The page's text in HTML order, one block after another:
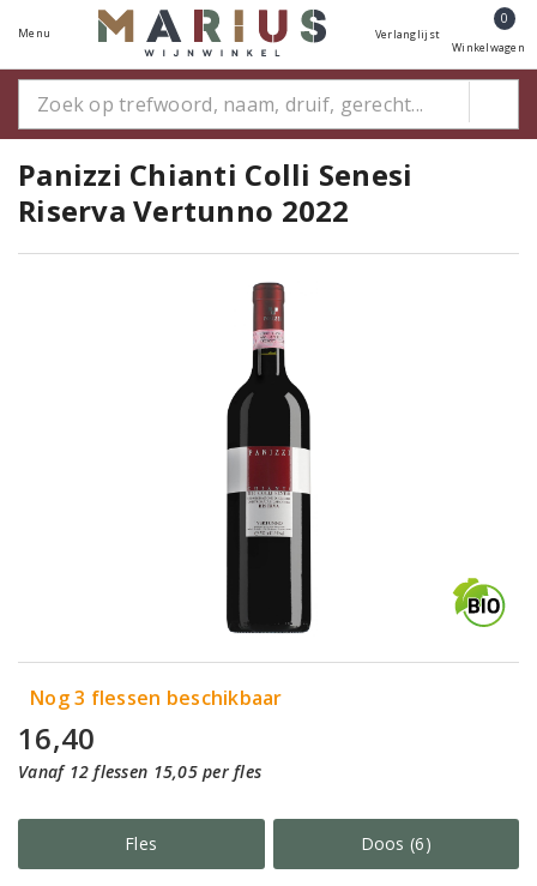
Menu Verlanglijst
0
Winkelwagen
Panizzi Chianti Colli Senesi
Riserva Vertunno 2022
Nog 3 flessen beschikbaar
16,40
Vanaf 12 flessen 15,05 per fles
Fles Doos (6)